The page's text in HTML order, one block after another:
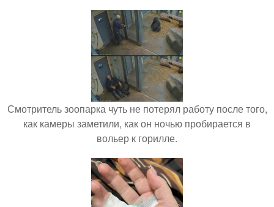
Смотритель зоопарка чуть не потерял работу после того,
как камеры заметили, как он ночью пробирается в
вольер к горилле.